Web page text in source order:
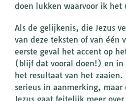
doen lukken waarvoor ik het
Als de gelijkenis, die Jezus
van deze teksten of van één
eerste geval het accent op
(blijf dat vooral doen!) en in
het resultaat van het
serieus in aanmerking, maar